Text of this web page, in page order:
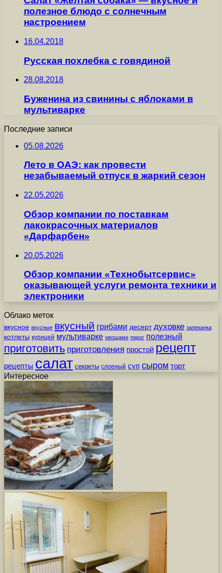
полезное блюдо с солнечным
настроением
16.04.2018
Русская похлебка с говядиной
28.08.2018
Буженина из свинины с яблоками в
мультиварке
Последние записи
05.08.2026
Лето в ОАЭ: как провести
незабываемый отпуск в жаркий сезон
22.05.2026
Обзор компании по поставкам
лакокрасочных материалов
«Дарфарбен»
20.05.2026
Обзор компании «Технобытсервис»
оказывающей услуги ремонта техники и
электроники
Облако меток
вкусное вкусные вкусный грибами десерт духовке запеканка
котлеты курицей мультиварке овощами пирог полезный
приготовить приготовления простой рецепт
рецепты салат секреты слоеный суп сыром торт
Интересное